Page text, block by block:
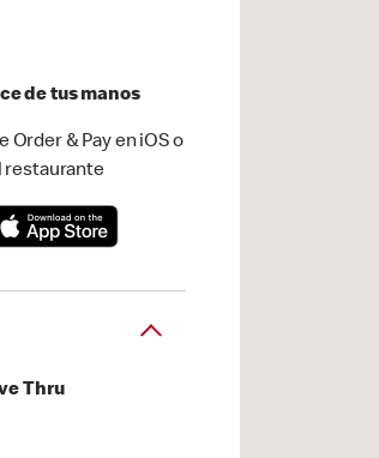
de tus manos
Order & Pay en iOS o
restaurante
Thru